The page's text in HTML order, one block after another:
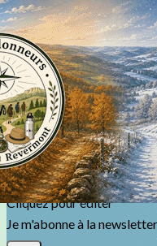
Exporter les lignes
Exporter toutes les
Exporter uniquement
Menu
?>
Images de la page d'accueil
Cliquez pour éditer
Texte, bouton et/ou
Cliquez pour éditer
Je m'abonne à la newsletter